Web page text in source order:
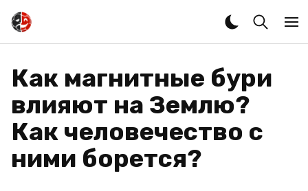
Как магнитные бури
влияют на Землю?
Как человечество с
ними борется?